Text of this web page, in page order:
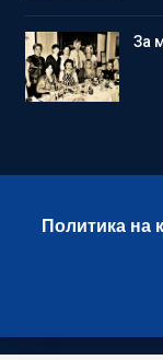
Зa
Политика на